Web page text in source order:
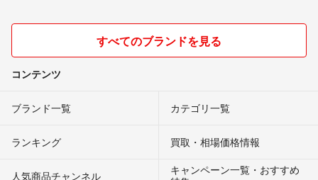
すべてのブランドを見る
コンテンツ
ブランド一覧 カテゴリ一覧
ランキング 買取・相場価格情報
人気商品チャンネル
キャンペーン一覧・おすすめ